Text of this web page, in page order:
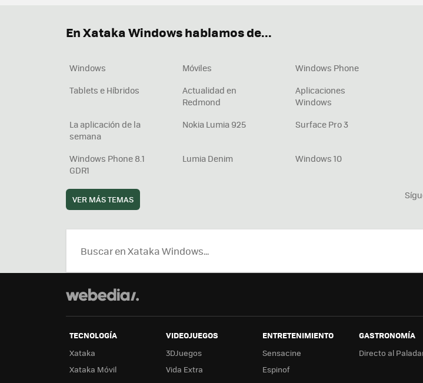
En Xataka Windows hablamos de...
Windows Móviles
Windows Phone
Tablets e Híbridos
Actualidad en
Redmond
Aplicaciones
Windows
La aplicación de la
semana
Nokia Lumia 925 Surface Pro 3
Windows Phone 8.1
GDR1
Lumia Denim Windows 10
VER MÁS TEMAS
TECNOLOGÍA
Xataka
Xataka Móvil
VIDEOJUEGOS
3DJuegos
Vida Extra
ENTRETENIMIENTO
Sensacine
Espinof
GASTRONOMÍA
Directo al